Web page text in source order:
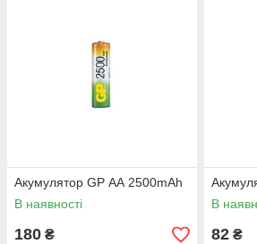
Акумулятор GP АА 2500mAh
В наявності
180 ₴
В
82 ₴